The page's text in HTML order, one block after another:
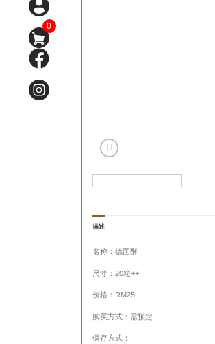
描述
名称：德国酥
尺寸：20粒++
价格：RM25
购买方式：需预定
保存方式：
0